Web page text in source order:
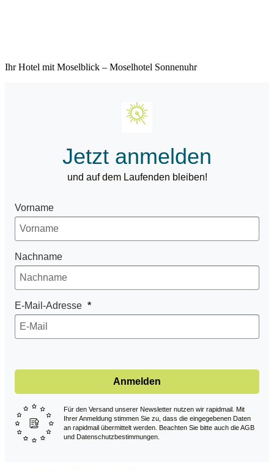
Ihr Hotel mit Moselblick – Moselhotel Sonnenuhr
Jetzt anmelden
und auf dem Laufenden bleiben!
Vorname
Nachname
E-Mail-Adresse
Anmelden
Für den Versand unserer Newsletter nutzen wir rapidmail. Mit
Ihrer Anmeldung stimmen Sie zu, dass die eingegebenen Daten
an rapidmail übermittelt werden. Beachten Sie bitte auch die AGB
und Datenschutzbestimmungen.